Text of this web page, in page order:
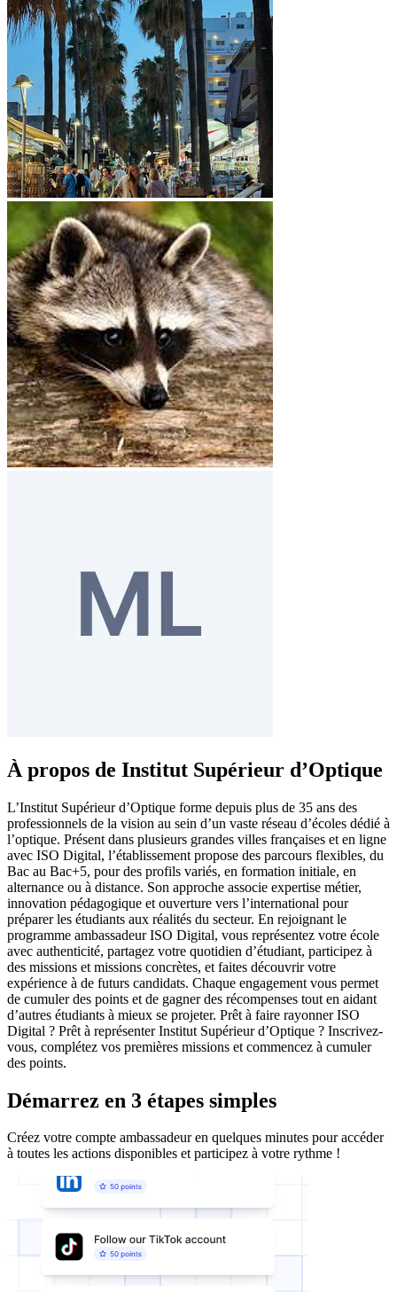
À propos de Institut Supérieur d’Optique
L’Institut Supérieur d’Optique forme depuis plus de 35 ans des
professionnels de la vision au sein d’un vaste réseau d’écoles dédié à
l’optique. Présent dans plusieurs grandes villes françaises et en ligne
avec ISO Digital, l’établissement propose des parcours flexibles, du
Bac au Bac+5, pour des profils variés, en formation initiale, en
alternance ou à distance. Son approche associe expertise métier,
innovation pédagogique et ouverture vers l’international pour
préparer les étudiants aux réalités du secteur. En rejoignant le
programme ambassadeur ISO Digital, vous représentez votre école
avec authenticité, partagez votre quotidien d’étudiant, participez à
des missions et missions concrètes, et faites découvrir votre
expérience à de futurs candidats. Chaque engagement vous permet
de cumuler des points et de gagner des récompenses tout en aidant
d’autres étudiants à mieux se projeter. Prêt à faire rayonner ISO
Digital ? Prêt à représenter Institut Supérieur d’Optique ? Inscrivez-
vous, complétez vos premières missions et commencez à cumuler
des points.
Démarrez en 3 étapes simples
Créez votre compte ambassadeur en quelques minutes pour accéder
à toutes les actions disponibles et participez à votre rythme !